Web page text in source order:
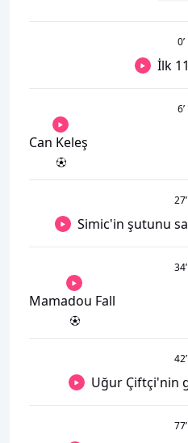
0’
İlk
6’
Can Keleş
27’
Simic'in şutunu
34’
Mamadou Fall
42’
Uğur Çiftçi'nin
77’